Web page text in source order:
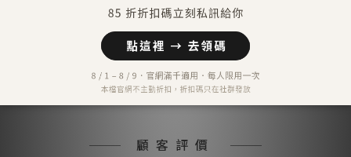
Apple Pay
LINE Pay
匯款 (台灣脈騰指定帳號)
信用卡分期付款-三期
顧客評價